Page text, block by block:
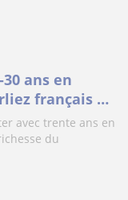
ans en
français ou
avec trente ans en
du